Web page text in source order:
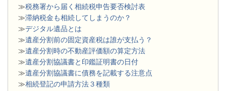
≫税務署から届く相続税申告要否検討表
≫滞納税金も相続してしまうのか？
≫デジタル遺品とは
≫遺産分割前の固定資産税は誰が支払う？
≫遺産分割時の不動産評価額の算定方法
≫遺産分割協議書と印鑑証明書の日付
≫遺産分割協議書に債務を記載する注意点
≫相続登記の申請方法３種類